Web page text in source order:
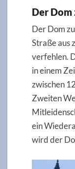
Der Dom
Der Dom
Straße aus
verfehlen.
in einem
zwischen
Zweiten
ein
wird der